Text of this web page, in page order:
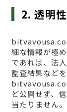
2. 透明
細な情報が極
であれば、法
監査結果など
ど公開せず、
当たりません